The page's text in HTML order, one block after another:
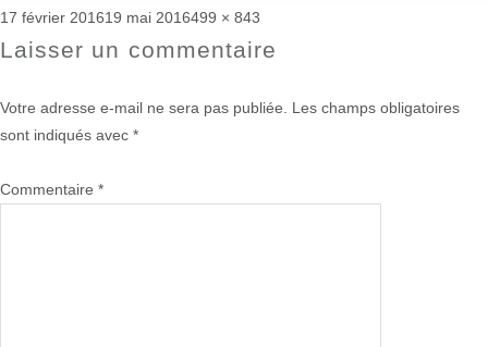
Publié
le
17 février 201619 mai 2016Taille
réelle
499 × 843
Laisser un commentaire
Votre adresse e-mail ne sera pas publiée.
Les champs obligatoires
sont indiqués avec *
Commentaire *